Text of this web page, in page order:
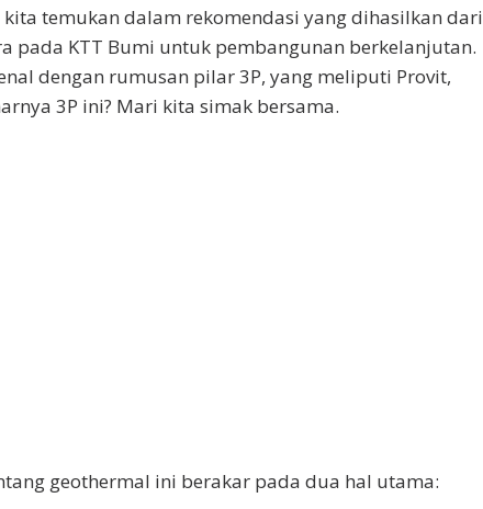
temukan dalam rekomendasi yang dihasilkan dari
pada KTT Bumi untuk pembangunan berkelanjutan.
dengan rumusan pilar 3P, yang meliputi Provit,
3P ini? Mari kita simak bersama.
geothermal ini berakar pada dua hal utama: